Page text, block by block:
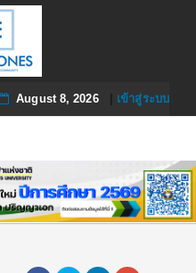
August 8, 2026| เข้าสู่ระบบ